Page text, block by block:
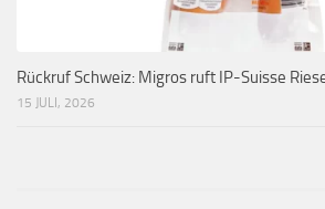
Rückruf Schweiz: Migros ruft IP-Suisse
15 JULI, 2026